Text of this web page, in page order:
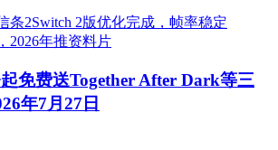
免费送Together After Dark等三
年7月27日